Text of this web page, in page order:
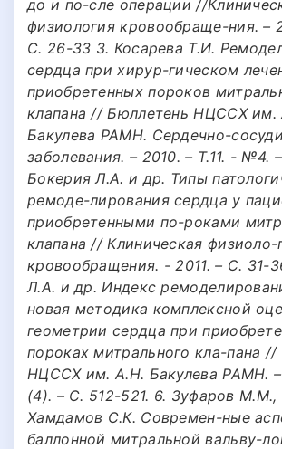
до и по-сле операции //
физиология кровообраще-ния. –
С. 26-33 3. Косарева Т.И.
сердца при хирур-гическом
приобретенных пороков
клапана // Бюллетень НЦССХ им.
Бакулева РАМН. Сердечно-
заболевания. – 2010. – Т.11. - №4.
Бокерия Л.А. и др. Типы
ремоде-лирования сердца у
приобретенными по-роками
клапана // Клиническая физиоло-
кровообращения. - 2011. – С. 31-
Л.А. и др. Индекс
новая методика комплексной
геометрии сердца при
пороках митрального кла-пана
НЦССХ им. А.Н. Бакулева РАМН.
(4). – С. 512-521. 6. Зуфаров
Хамдамов С.К. Современ-ные
баллонной митральной вальву-